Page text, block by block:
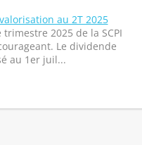
au 2T 2025
2025 de la SCPI
Le dividende
au 1er juil...